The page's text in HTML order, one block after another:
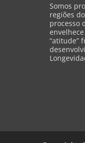
Somos
regiões
processo
“atitude”